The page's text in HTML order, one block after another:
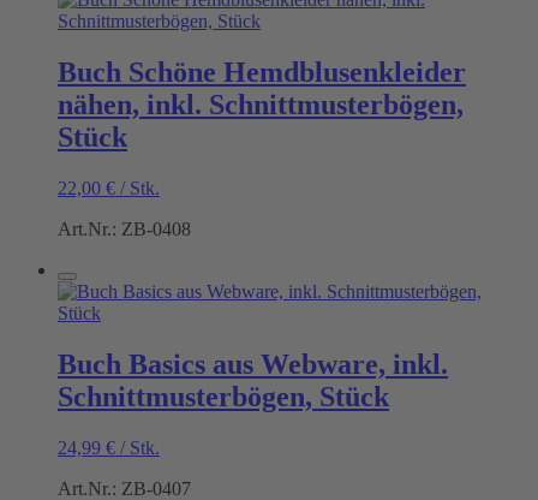
Buch Schöne Hemdblusenkleider
nähen, inkl. Schnittmusterbögen,
Stück
22,00 € / Stk.
Art.Nr.: ZB-0408
Buch Basics aus Webware, inkl.
Schnittmusterbögen, Stück
24,99 € / Stk.
Art.Nr.: ZB-0407